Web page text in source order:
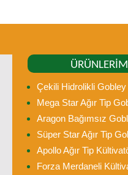
Çekili Hidrolikli Gobley
Mega Star Ağır Tip
Aragon Bağımsız
Süper Star Ağır Tip
Apollo Ağır Tip
Forza Merdaneli